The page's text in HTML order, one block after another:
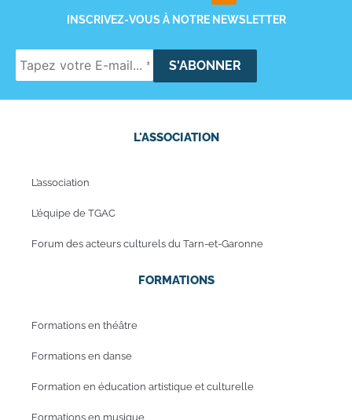
INSCRIVEZ-VOUS À NOTRE NEWSLETTER
L'ASSOCIATION
L’association
L’équipe de TGAC
Forum des acteurs culturels du Tarn-et-Garonne
FORMATIONS
Formations en théâtre
Formations en danse
Formation en éducation artistique et culturelle
Formations en musique